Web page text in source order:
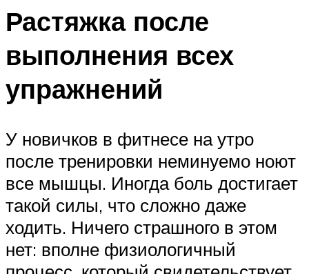
Растяжка после
выполнения всех
упражнений
У новичков в фитнесе на утро
после тренировки неминуемо ноют
все мышцы. Иногда боль достигает
такой силы, что сложно даже
ходить. Ничего страшного в этом
нет: вполне физиологичный